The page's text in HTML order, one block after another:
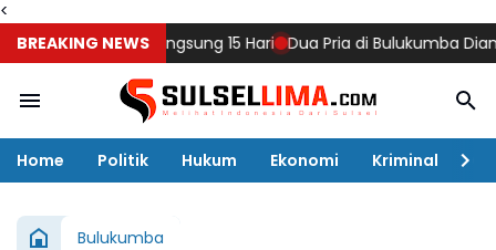
<
BREAKING NEWS
Diklat Berlangsung 15 Hari Dua Pria di Bulukumba
Home Politik Hukum Ekonomi Kriminal
Bulukumba